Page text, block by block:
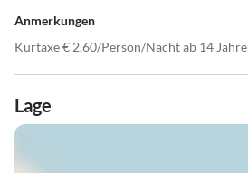
Anmerkungen
Kurtaxe € 2,60/Person/Nacht ab 14 Jahre
Lage